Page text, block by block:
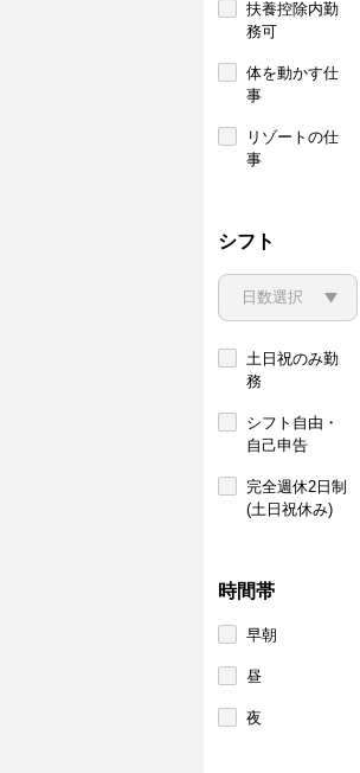
扶養控除内勤
務可
体を動かす仕
事
リゾートの仕
事
シフト
土日祝のみ勤
務
シフト自由・
自己申告
完全週休2日制
(土日祝休み)
時間帯
早朝
昼
夜